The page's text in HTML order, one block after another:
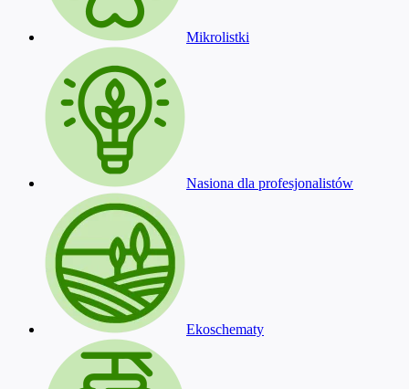
Mikrolistki
Nasiona dla profesjonalistów
Ekoschematy